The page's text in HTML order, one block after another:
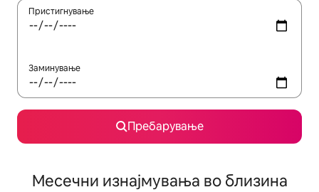
Пристигнување
Заминување
Пребарување
Месечни изнајмувања во близина